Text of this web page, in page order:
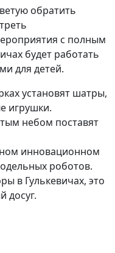
обратить
с полным
будет работать
для детей.
установят шатры,
игрушки.
небом поставят
инновационном
роботов.
в Гулькевичах, это
досуг.